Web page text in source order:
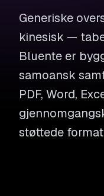
Generiske
kinesisk —
Bluente er
samoansk
PDF, Word,
støttede